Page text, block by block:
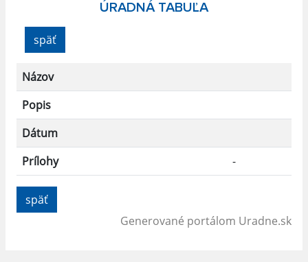
ÚRADNÁ TABUĽA
späť
Názov
Popis
Dátum
Prílohy
-
späť
Generované portálom Uradne.sk